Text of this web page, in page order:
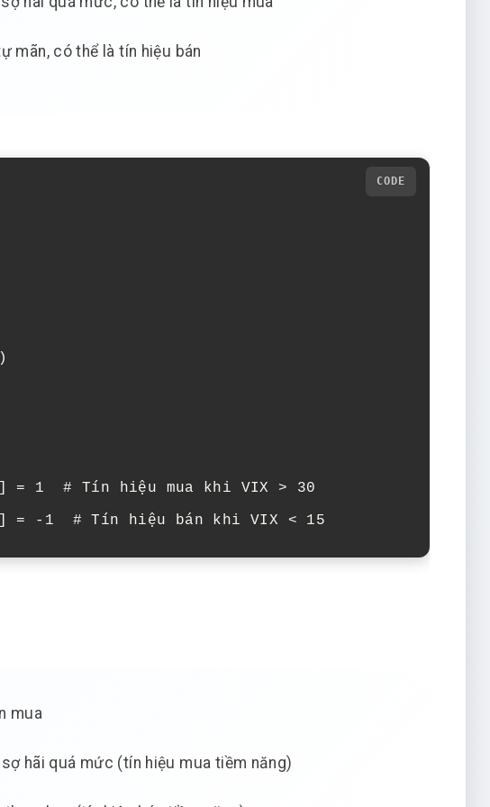
mãn, có thể là tín hiệu bán
1  # Tín hiệu mua khi VIX > 30
-1  # Tín hiệu bán khi VIX < 15
mua
hãi quá mức (tín hiệu mua tiềm năng)